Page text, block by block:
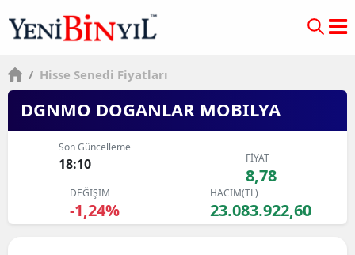
/ Hisse Senedi Fiyatları
DGNMO DOGANLAR MOBILYA
Son Güncelleme
18:10 FİYAT
8,78
DEĞİŞİM
-1,24%
HACİM(TL)
23.083.922,60